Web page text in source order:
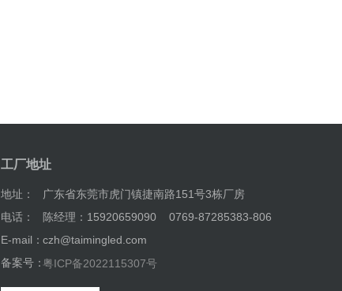
工厂地址
地址：
广东省东莞市虎门镇捷南路151号3栋厂房
电话：
陈经理：15920659090 0769-87285383-806
E-mail：czh@taimingled.com
备案号：粤ICP备2022115307号